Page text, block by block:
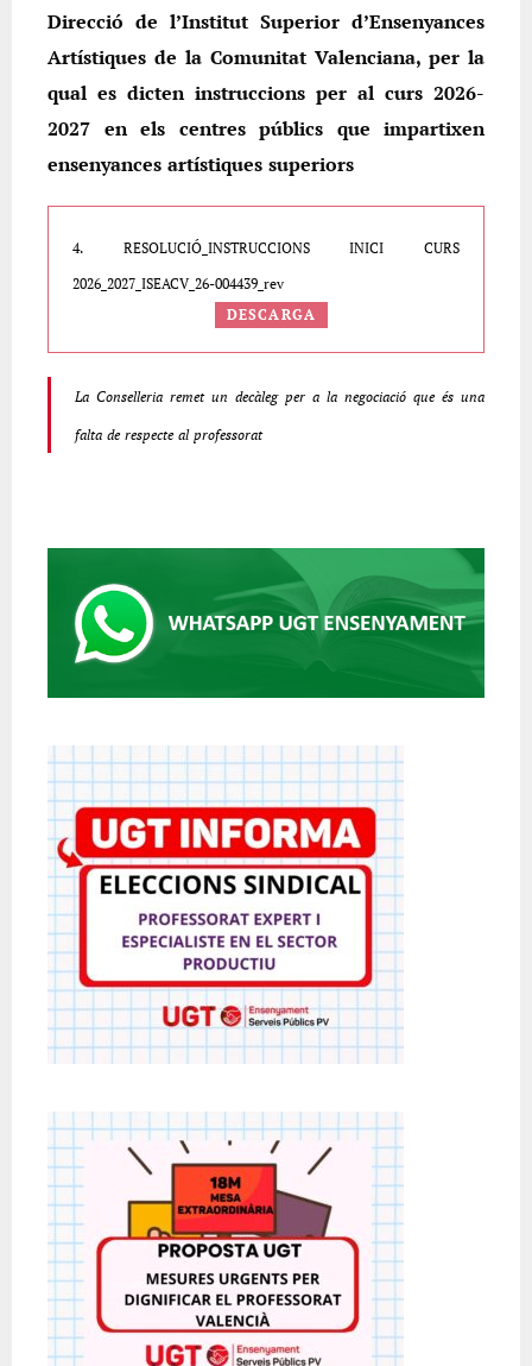
Direcció de l’Institut Superior d’Ensenyances
Artístiques de la Comunitat Valenciana, per la
qual es dicten instruccions per al curs 2026-
2027 en els centres públics que impartixen
ensenyances artístiques superiors
4. RESOLUCIÓ_INSTRUCCIONS INICI CURS
2026_2027_ISEACV_26-004439_rev
DESCARGA
La Conselleria remet un decàleg per a la negociació que és una
falta de respecte al professorat